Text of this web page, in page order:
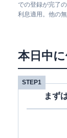
での登録が完了
利息適用。他の
本日中
STEP1
まず